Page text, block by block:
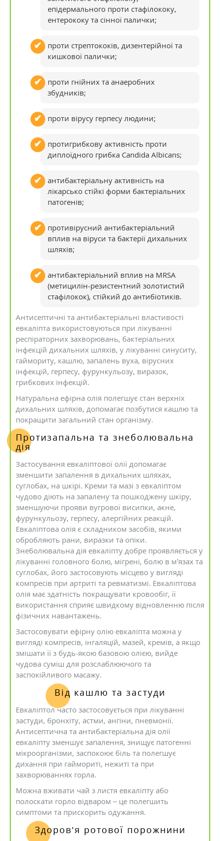
епідермального проти стафілококу,
ентерококу та сінної палички;
проти стрептококів, дизентерійної та
кишкової палички;
проти гнійних та анаеробних
збудників;
проти вірусу герпесу людини;
протигрибкову активність проти
диплоїдного грибка Candida Albicans;
антибактеріальну активність на
лікарсько стійкі форми бактеріальних
патогенів;
противірусний антибактеріальний
вплив на віруси та бактерії дихальних
шляхів;
антибактеріальний вплив на MRSA
(метицилін-резистентний золотистий
стафілокок), стійкий до антибіотиків.
Антисептичні та антибактеріальні властивості
евкаліпта використовуються при лікуванні
респіраторних захворювань, бактеріальних
інфекцій дихальних шляхів, у лікуванні синуситу,
гаймориту, кашлю, запалень вуха, вірусних
інфекцій, герпесу, фурункульозу, виразок,
грибкових інфекцій.
Натуральна ефірна олія полегшує стан верхніх
дихальних шляхів, допомагає позбутися кашлю та
покращити загальний стан організму.
Протизапальна та знеболювальна
дія
Застосування евкаліптової олії допомагає
зменшити запалення в дихальних шляхах,
суглобах, на шкірі. Креми та мазі з евкаліптом
чудово діють на запалену та пошкоджену шкіру,
зменшуючи прояви вугрової висипки, акне,
фурункульозу, герпесу, алергійних реакцій.
Евкаліптова олія є складником засобів, якими
обробляють рани, виразки та опіки.
Знеболювальна дія евкаліпту добре проявляється у
лікуванні головного болю, мігрені, болю в м’язах та
суглобах, його застосовують місцево у вигляді
компресів при артриті та ревматизмі. Евкаліптова
олія має здатність покращувати кровообіг, її
використання сприяє швидкому відновленню після
фізичних навантажень.
Застосовувати ефірну олію евкаліпта можна у
вигляді компресів, інгаляцій, мазей, кремів, а якщо
змішати її з будь-якою базовою олією, вийде
чудова суміш для розслаблюючого та
заспокійливого масажу.
Від кашлю та застуди
Евкаліптол часто застосовується при лікуванні
застуди, бронхіту, астми, ангіни, пневмонії.
Антисептична та антибактеріальна дія олії
евкаліпту зменшує запалення, знищує патогенні
мікроорганізми, заспокоює біль та полегшує
дихання при гаймориті, нежиті та при
захворюваннях горла.
Можна вживати чай з листя евкаліпту або
полоскати горло відваром – це полегшить
симптоми та прискорить одужання.
Здоров’я ротової порожнини